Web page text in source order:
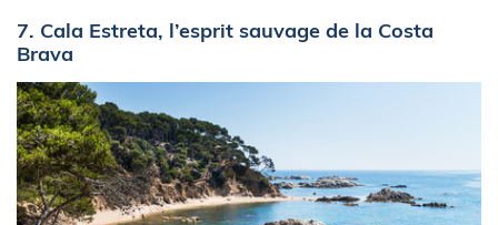
7. Cala Estreta, l’esprit sauvage de la Costa
Brava